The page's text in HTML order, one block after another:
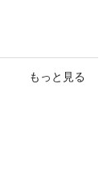
もっと見る